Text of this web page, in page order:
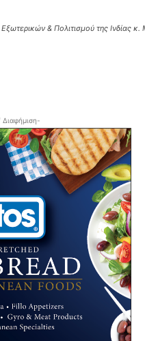
& Πολιτισμού της Ινδίας